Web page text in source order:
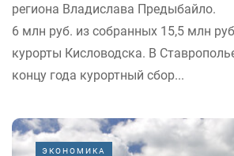
региона Владислава Предыбайло.
6 млн руб. из собранных 15,5 млн
курорты Кисловодска. В
концу года курортный сбор...
ЭКОНОМИКА